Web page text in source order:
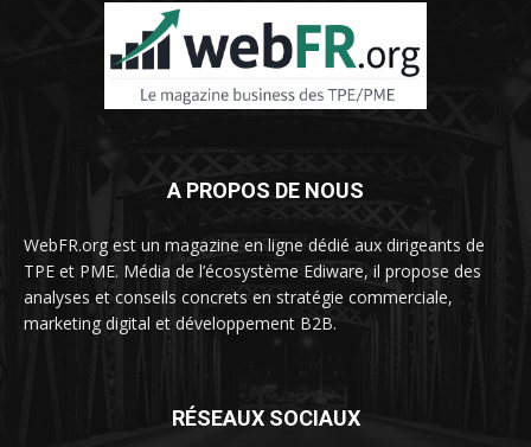
A PROPOS DE NOUS
WebFR.org est un magazine en ligne dédié aux dirigeants de
TPE et PME. Média de l’écosystème Ediware, il propose des
analyses et conseils concrets en stratégie commerciale,
marketing digital et développement B2B.
RÉSEAUX SOCIAUX